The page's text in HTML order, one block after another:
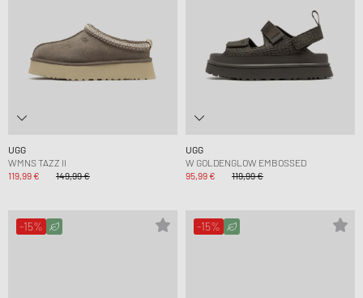
UGG
WMNS TAZZ II
119,99 €
149,99 €
UGG
W GOLDENGLOW EMBOSSED
95,99 €
119,99 €
-15% -15%